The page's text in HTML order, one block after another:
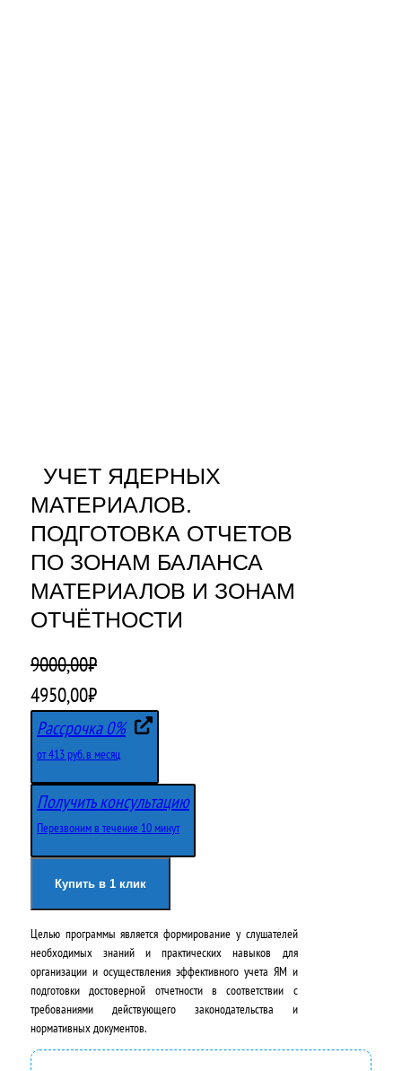
УЧЕТ ЯДЕРНЫХ
МАТЕРИАЛОВ.
ПОДГОТОВКА ОТЧЕТОВ
ПО ЗОНАМ БАЛАНСА
МАТЕРИАЛОВ И ЗОНАМ
ОТЧЁТНОСТИ
9000,00₽
П
р
в
о
ч
а
л
ь
н
а
4950,00₽Т
е
к
у
щ
я
ц
е
н
а
:
Рассрочка 0%
от 413 руб. в месяц
Получить консультацию
Перезвоним в течение 10 минут
Купить в 1 клик
Целью программы является формирование у слушателей
необходимых знаний и практических навыков для
организации и осуществления эффективного учета ЯМ и
подготовки достоверной отчетности в соответствии с
требованиями действующего законодательства и
нормативных документов.